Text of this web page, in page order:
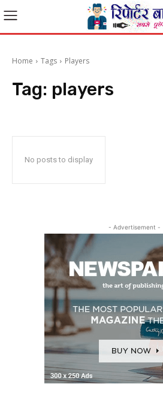
Home Tags Players
Tag: players
No posts to display
- Advertisement -